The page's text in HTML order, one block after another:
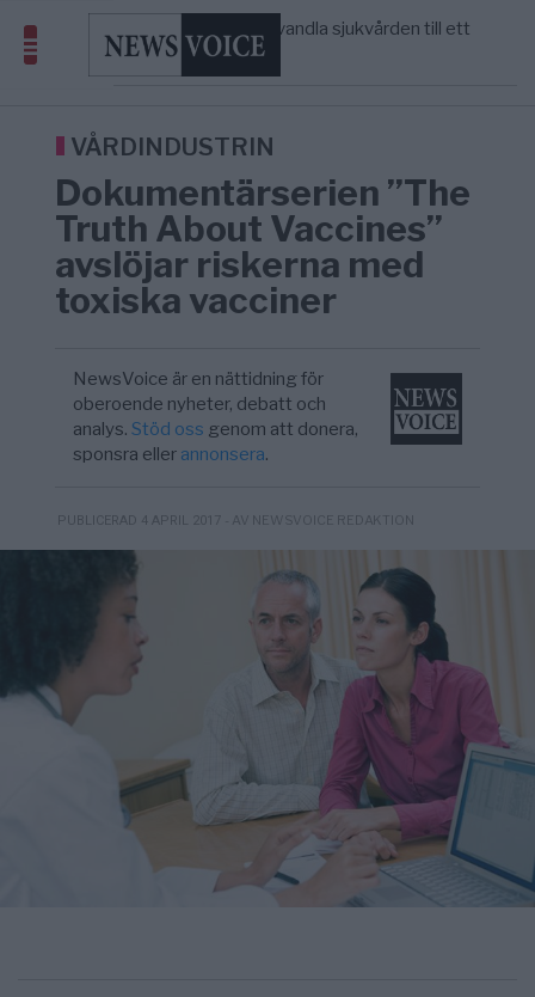
5/8
S och KD vill omvandla sjukvården till ett
geografiskt apartheidsystem
AFRIKA
Massiv anstormning till Ceuta – Misstankar
America” – Finally
VÅRDINDUSTRIN
Dokumentärserien ”The
Truth About Vaccines”
avslöjar riskerna med
toxiska vacciner
NewsVoice är en nättidning för
oberoende nyheter, debatt och
analys.Stöd oss genom att donera,
sponsra eller annonsera.
PUBLICERAD 4 APRIL 2017 - AV NEWSVOICE REDAKTION